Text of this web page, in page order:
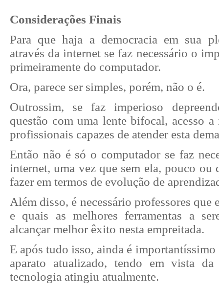
Considerações Finais
Para que haja a democracia em sua
através da internet se faz necessário o
primeiramente do computador.
Ora, parece ser simples, porém, não o é.
Outrossim, se faz imperioso
questão com uma lente bifocal, acesso a
profissionais capazes de atender esta
Então não é só o computador se faz
internet, uma vez que sem ela, pouco ou
fazer em termos de evolução de
Além disso, é necessário professores que
e quais as melhores ferramentas a
alcançar melhor êxito nesta empreitada.
E após tudo isso, ainda é importantíssimo
aparato atualizado, tendo em vista
tecnologia atingiu atualmente.